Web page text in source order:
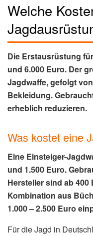
Welche
Die Erstausrüstung
und 6.000 Euro. Der
Jagdwaffe, gefolgt
Bekleidung.
erheblich reduzieren.
Was kostet eine
Eine Einsteiger-
und 1.500 Euro.
Hersteller sind ab
Kombination aus
1.000 – 2.500 Euro
Für die Jagd in